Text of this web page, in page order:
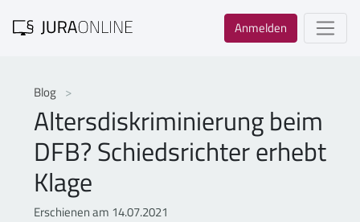
Anmelden
Blog
Altersdiskriminierung beim
DFB? Schiedsrichter erhebt
Klage
Erschienen am 14.07.2021